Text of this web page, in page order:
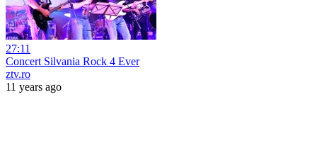
27:11
Concert Silvania Rock 4 Ever
ztv.ro
11 years ago